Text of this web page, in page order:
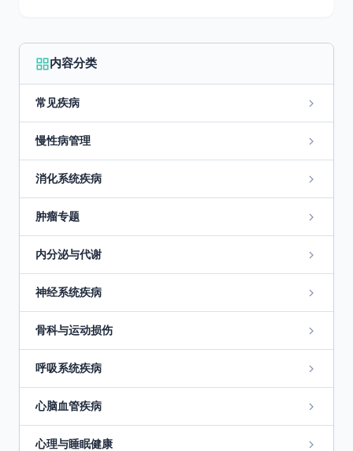
内容分类
常见疾病
慢性病管理
消化系统疾病
肿瘤专题
内分泌与代谢
神经系统疾病
骨科与运动损伤
呼吸系统疾病
心脑血管疾病
心理与睡眠健康